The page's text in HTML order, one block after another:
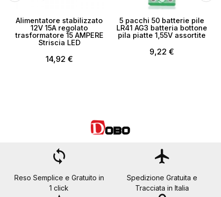
Alimentatore stabilizzato
12V 15A regolato
trasformatore 15 AMPERE
Striscia LED
14,92 €
5 pacchi 50 batterie pile
LR41 AG3 batteria bottone
pila piatte 1,55V assortite
9,22 €
loop
Reso Semplice e Gratuito in
1 click
flight
Spedizione Gratuita e
Tracciata in Italia